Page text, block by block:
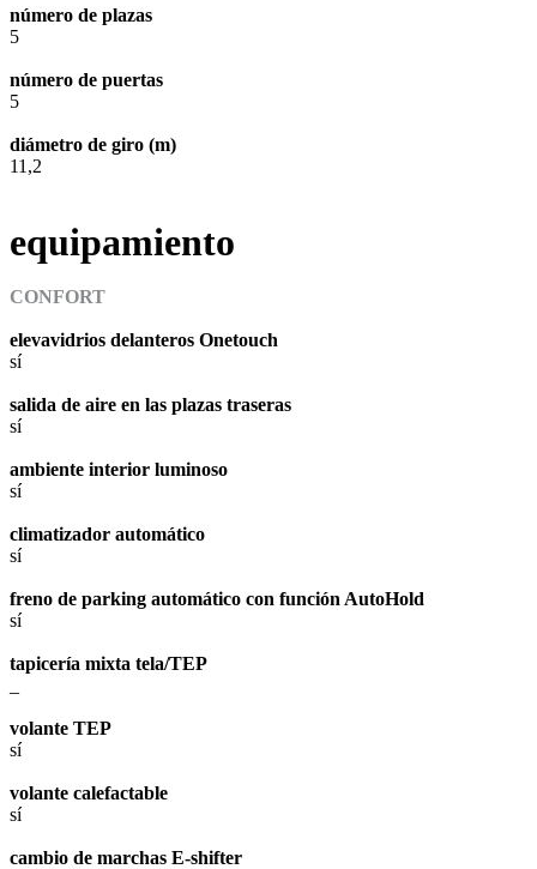
número de plazas
5
número de puertas
5
diámetro de giro (m)
11,2
equipamiento
CONFORT
elevavidrios delanteros Onetouch
sí
salida de aire en las plazas traseras
sí
ambiente interior luminoso
sí
climatizador automático
sí
freno de parking automático con función AutoHold
sí
tapicería mixta tela/TEP
volante TEP
sí
volante calefactable
sí
cambio de marchas E-shifter